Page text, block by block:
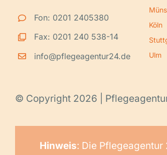
Fon: 0201 2405380
Fax: 0201 240 538-14
info@pflegeagentur24.de
Köln
Ulm
© Copyright 2026 |
Hinweis: Die